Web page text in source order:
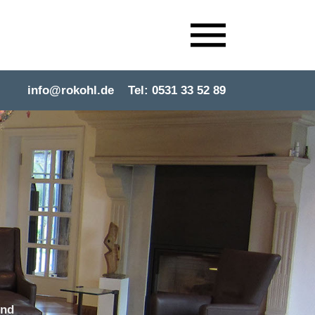
info@rokohl.de Tel: 0531 33 52 89